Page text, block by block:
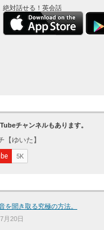
絶対話せる！英会話
チャンネルもあります。
を聞き取る究極の方法。
月20日